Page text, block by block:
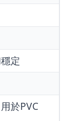
定
於PVC